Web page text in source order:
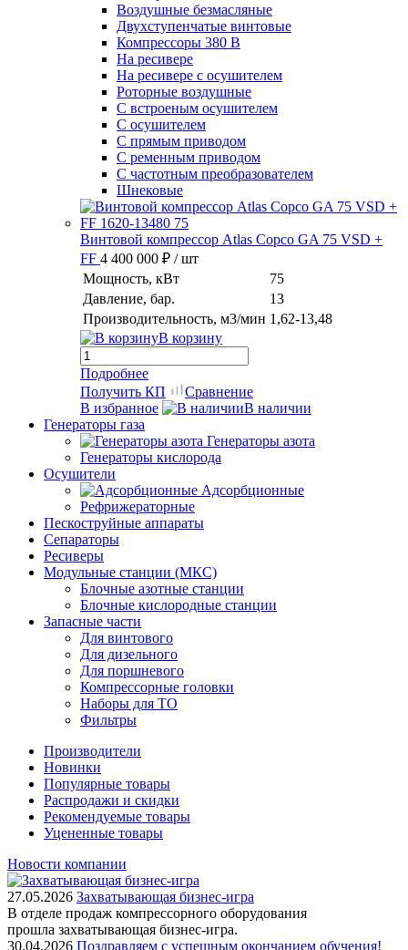
Воздушные безмасляные
Двухступенчатые винтовые
Компрессоры 380 В
На ресивере
На ресивере с осушителем
Роторные воздушные
С встроеным осушителем
С осушителем
С прямым приводом
С ременным приводом
С частотным преобразователем
Шнековые
Винтовой компрессор Atlas Copco GA 75 VSD +
FF 4 400 000 ₽ / шт
Мощность, кВт
75
Давление, бар.
13
Производительность, м3/мин 1,62-13,48
В корзину
Подробнее
Получить КП
Сравнение
В избранное
В наличии
Генераторы газа
Генераторы азота
Генераторы кислорода
Осушители
Адсорбционные
Рефрижераторные
Пескоструйные аппараты
Сепараторы
Ресиверы
Модульные станции (МКС)
Блочные азотные станции
Блочные кислородные станции
Запасные части
Для винтового
Для дизельного
Для поршневого
Компрессорные головки
Наборы для ТО
Фильтры
Производители
Новинки
Популярные товары
Распродажи и скидки
Рекомендуемые товары
Уцененные товары
Новости компании
27.05.2026 Захватывающая бизнес-игра
В отделе продаж компрессорного оборудования
прошла захватывающая бизнес-игра.
30.04.2026 Поздравляем с успешным окончанием обучения!